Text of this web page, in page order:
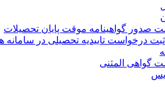
صدور گواهینامه موقت پایان تحصیلات
درخواست تاییدیه تحصیلی در سامانه
گواهی المثنی